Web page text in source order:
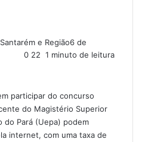
e Região6 de
0 22 1 minuto de leitura
participar do concurso
do Magistério Superior
do Pará (Uepa) podem
internet, com uma taxa de